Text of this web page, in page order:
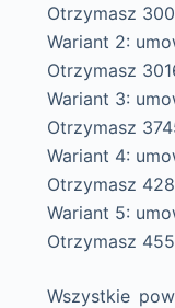
Otrzymasz
Wariant 2:
Otrzymasz
Wariant 3:
Otrzymasz
Wariant 4:
Otrzymasz
Wariant 5:
Otrzymasz
Wszystkie